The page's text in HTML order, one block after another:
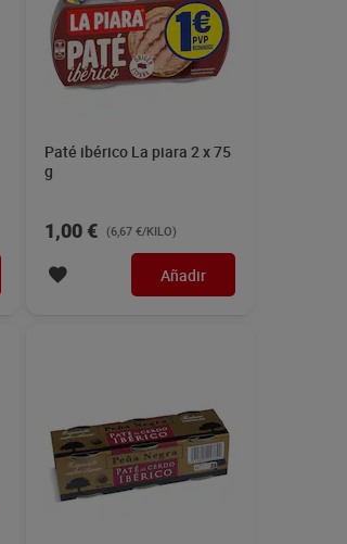
Paté ibérico La piara 2 x 75
g
1,00 € (6,67 €/KILO)
Añadir